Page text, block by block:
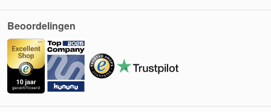
Beoordelingen